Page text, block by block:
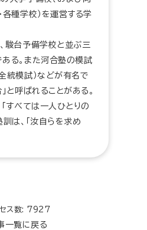
各種学校）を運営する学
駿台予備学校と並ぶ三
る。また河合塾の模試
統模試）などが有名で
と呼ばれることがある。
「すべては一人ひとりの
訓は、「汝自らを求め
セス数: 7927
一覧に戻る